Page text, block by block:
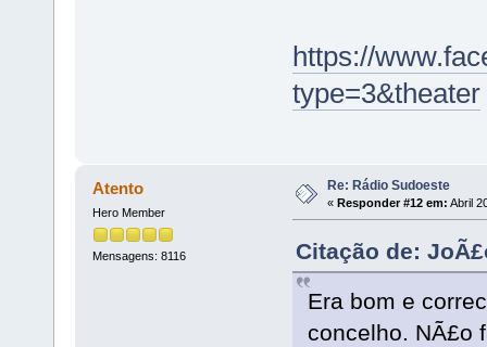
https://
type=3&theater
Atento
Hero Member
Mensagens: 8116
Re: Rádio Sudoeste
« Responder #12 em: Abril
Citação de:
Era bom e
concelho. NÃ£o